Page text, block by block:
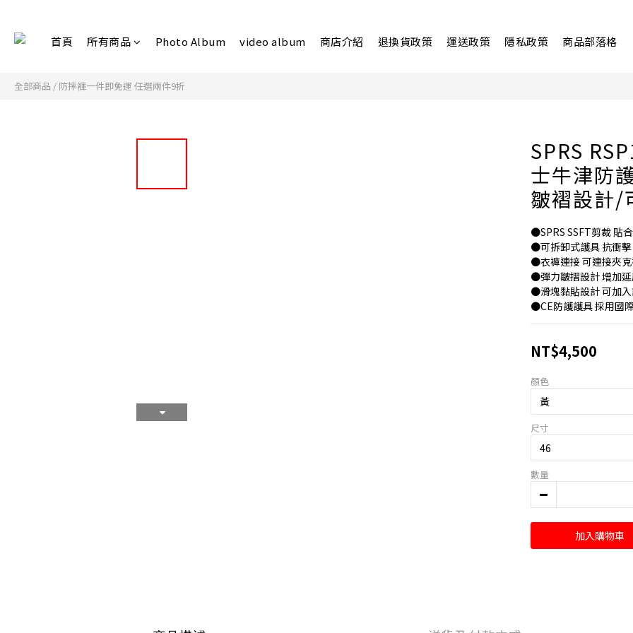
首頁 所有商品 Photo Album video album 商店介紹 退換貨政策 運送政策 隱私政策 商品部落格
全部商品 / 防摔褲一件即免運 任選兩件9折
SPRS
士牛津防
皺褶設計/
●SPRS SSFT剪裁 貼
●可拆卸式護具 抗衝擊
●衣褲連接 可連接夾
●彈力皺摺設計 增加
●滑塊黏貼設計 可加
●CE防護護具 採用國
NT$4,500
顏色
尺寸
數量
加入購物車